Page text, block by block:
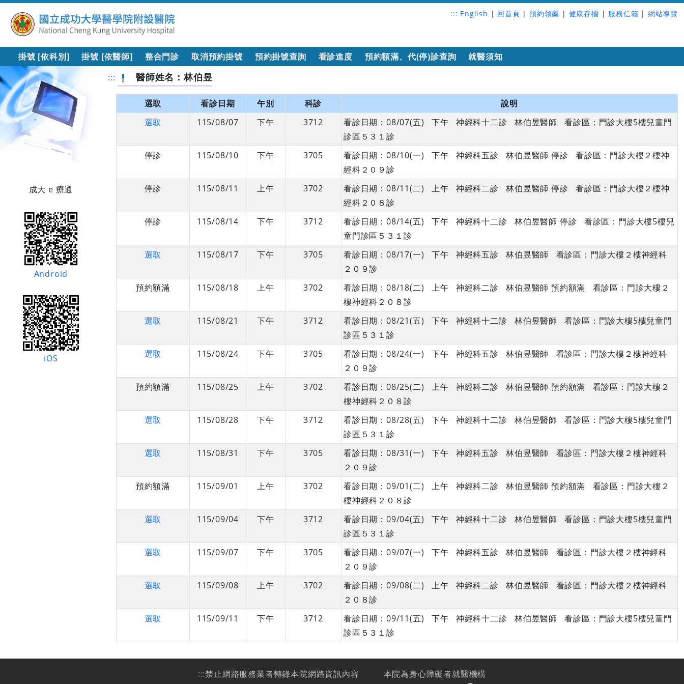
::: English | 回首頁 | 預約領藥 | 健康存摺 | 服務信箱 | 網站導覽
掛號 [依科別] 掛號 [依醫師] 整合門診 取消預約掛號 預約掛號查詢 看診進度 預約額滿、代(停)診查詢 就醫須知
成大 e 療通
Android
iOS
::: 醫師姓名：林伯昱
選取 看診日期 午別 科診
說明
選取
115/08/07 下午 3712
看診日期：08/07(五) 下午 神經科十二診 林伯昱醫師 看診區：門診大樓5樓兒童門
診區５３１診
停診
115/08/10 下午 3705
看診日期：08/10(一) 下午 神經科五診 林伯昱醫師 停診 看診區：門診大樓２樓神
經科２０９診
停診
115/08/11 上午 3702
看診日期：08/11(二) 上午 神經科二診 林伯昱醫師 停診 看診區：門診大樓２樓神
經科２０８診
停診
115/08/14 下午 3712
看診日期：08/14(五) 下午 神經科十二診 林伯昱醫師 停診 看診區：門診大樓5樓兒
童門診區５３１診
選取
115/08/17 下午 3705
看診日期：08/17(一) 下午 神經科五診 林伯昱醫師 看診區：門診大樓２樓神經科
２０９診
預約額滿
115/08/18 上午 3702
看診日期：08/18(二) 上午 神經科二診 林伯昱醫師 預約額滿 看診區：門診大樓２
樓神經科２０８診
選取
115/08/21 下午 3712
看診日期：08/21(五) 下午 神經科十二診 林伯昱醫師 看診區：門診大樓5樓兒童門
診區５３１診
選取
115/08/24 下午 3705
看診日期：08/24(一) 下午 神經科五診 林伯昱醫師 看診區：門診大樓２樓神經科
２０９診
預約額滿
115/08/25 上午 3702
看診日期：08/25(二) 上午 神經科二診 林伯昱醫師 預約額滿 看診區：門診大樓２
樓神經科２０８診
選取
115/08/28 下午 3712
看診日期：08/28(五) 下午 神經科十二診 林伯昱醫師 看診區：門診大樓5樓兒童門
診區５３１診
選取
115/08/31 下午 3705
看診日期：08/31(一) 下午 神經科五診 林伯昱醫師 看診區：門診大樓２樓神經科
２０９診
預約額滿
115/09/01 上午 3702
看診日期：09/01(二) 上午 神經科二診 林伯昱醫師 預約額滿 看診區：門診大樓２
樓神經科２０８診
選取
115/09/04 下午 3712
看診日期：09/04(五) 下午 神經科十二診 林伯昱醫師 看診區：門診大樓5樓兒童門
診區５３１診
選取
115/09/07 下午 3705
看診日期：09/07(一) 下午 神經科五診 林伯昱醫師 看診區：門診大樓２樓神經科
２０９診
選取
115/09/08 上午 3702
看診日期：09/08(二) 上午 神經科二診 林伯昱醫師 看診區：門診大樓２樓神經科
２０８診
選取
115/09/11 下午 3712
看診日期：09/11(五) 下午 神經科十二診 林伯昱醫師 看診區：門診大樓5樓兒童門
診區５３１診
:::禁止網路服務業者轉錄本院網路資訊內容
本院為身心障礙者就醫機構